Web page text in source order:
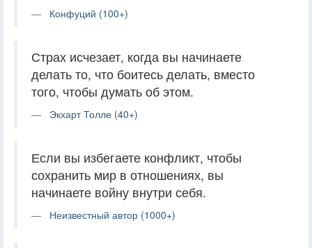
Конфуций (100+)
Страх исчезает, когда вы начинаете
делать то, что боитесь делать, вместо
того, чтобы думать об этом.
Экхарт Толле (40+)
Если вы избегаете конфликт, чтобы
сохранить мир в отношениях, вы
начинаете войну внутри себя.
Неизвестный автор (1000+)